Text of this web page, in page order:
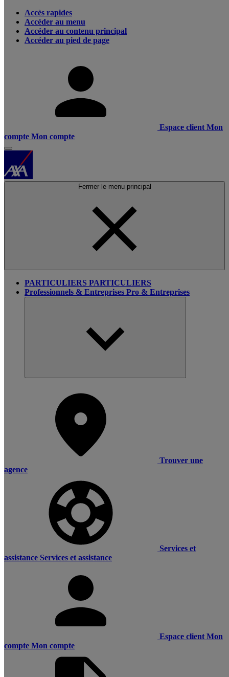
Accès rapides
Accéder au menu
Accéder au contenu principal
Accéder au pied de page
Espace client Mon
compte Mon compte
Fermer le menu principal
PARTICULIERS PARTICULIERS
Professionnels & Entreprises Pro & Entreprises
Trouver une
agence
Services et
assistance Services et assistance
Espace client Mon
compte Mon compte